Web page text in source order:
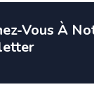
Vous À